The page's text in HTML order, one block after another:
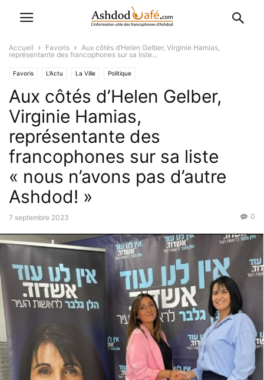
Accueil Favoris
Aux côtés d’Helen Gelber, Virginie Hamias,
représentante des francophones sur sa liste...
Favoris L'Actu La Ville Politique
Aux côtés d’Helen Gelber,
Virginie Hamias,
représentante des
francophones sur sa liste
« nous n’avons pas d’autre
Ashdod! »
7 septembre 2023 0